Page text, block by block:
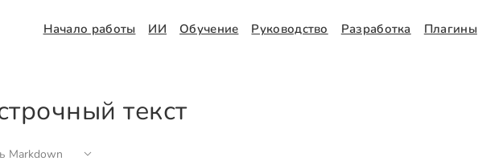
Начало работы ИИ Обучение Руководство Разработка Плагины
текст
Markdown